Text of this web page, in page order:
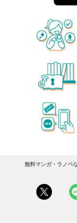
週刊東
880
円 (税
週刊東
880円 (
あらす
880 円 (
あら
週刊東
無料マンガ・ラノベ